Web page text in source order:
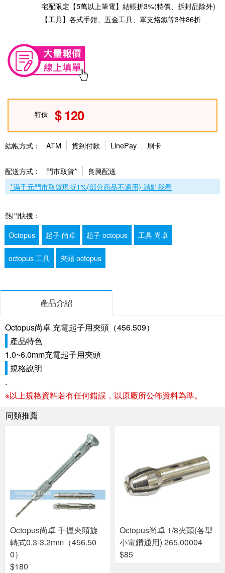
宅配限定【5萬以上筆電】結帳折3%(特價、拆封品除外)
【工具】各式手鉗、五金工具、單支烙鐵等3件86折
特價 120
結帳方式： ATM 貨到付款 LinePay 刷卡
配送方式： 門市取貨*
良興配送
*滿千元門市取貨現折1%(部分商品不適用)-請點我看
熱門快搜：
Octopus
起子 尚卓 起子 octopus 工具 尚卓
octopus 工具 夾頭 octopus
產品介紹
Octopus尚卓 充電起子用夾頭（456.509）
產品特色
1.0~6.0mm充電起子用夾頭
規格說明
.
※以上規格資料若有任何錯誤，以原廠所公佈資料為準。
同類推薦
Octopus尚卓 手握夾頭旋
轉式0.3-3.2mm（456.50
0）
$180
Octopus尚卓 1/8夾頭(各型
小電鑽通用) 265.00004
$85